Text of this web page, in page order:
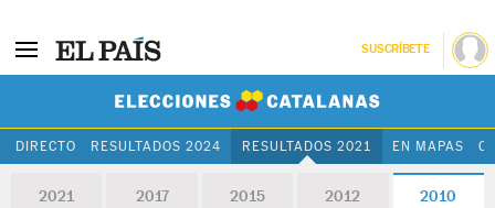
SUSCRÍBETE
DIRECTO RESULTADOS 2024 RESULTADOS 2021 EN MAPAS
2021 2017 2015 2012 2010